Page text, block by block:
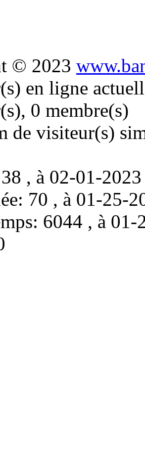
© 2023
en ligne
0 membre(s)
de visiteur(s)
, à 02-01-
70 , à 01-25-
6044 , à